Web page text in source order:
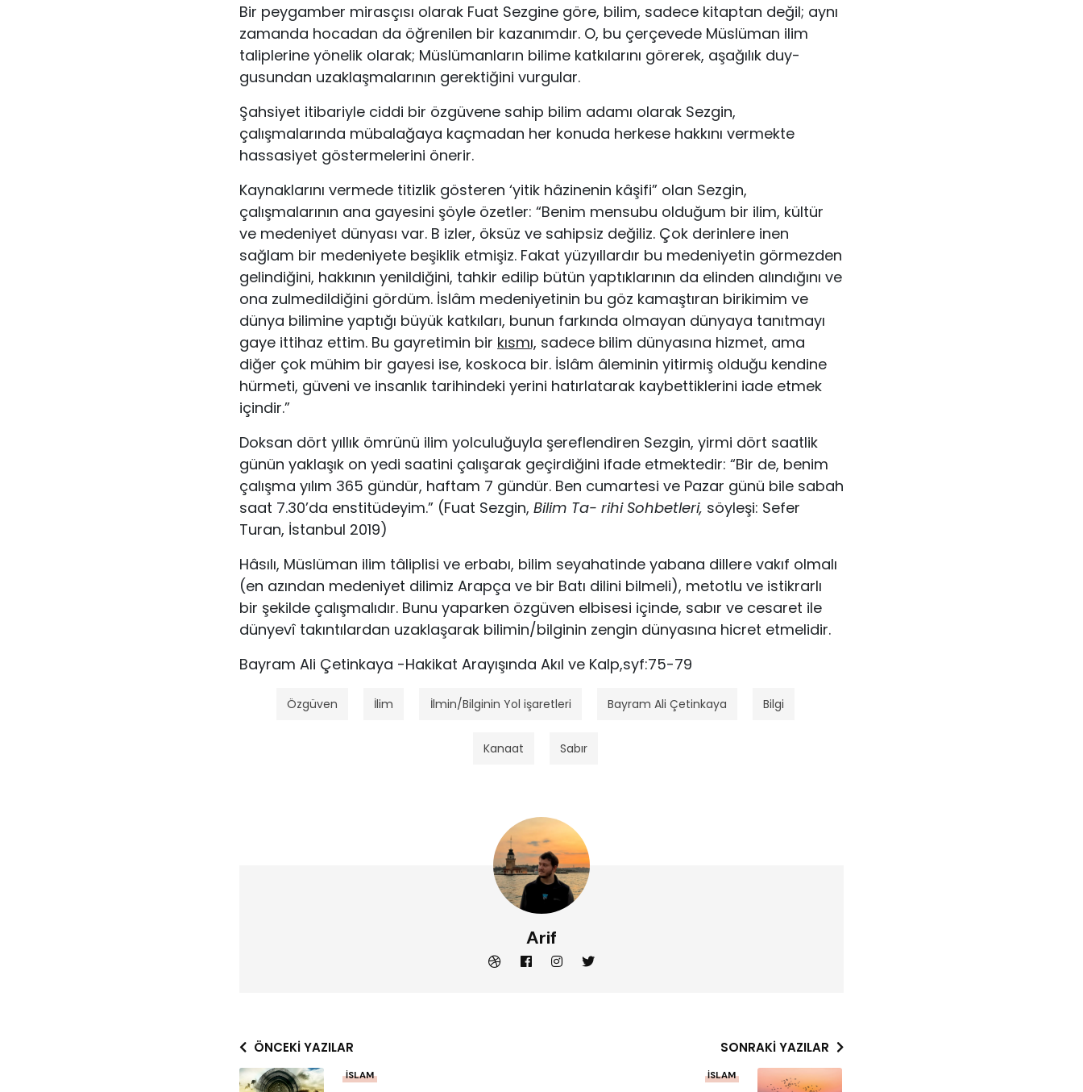
Bir peygamber mirasçısı olarak Fuat Sezgine göre, bilim, sadece kitaptan değil; aynı
zamanda hocadan da öğrenilen bir kazanımdır. O, bu çerçevede Müslüman ilim
taliplerine yönelik olarak; Müslümanların bilime katkılarını görerek, aşağılık duy­
gusundan uzaklaşmalarının gerektiğini vurgular.
Şahsiyet itibariyle ciddi bir özgüvene sahip bilim adamı ola­rak Sezgin,
çalışmalarında mübalağaya kaçmadan her konuda herkese hakkını vermekte
hassasiyet göstermelerini önerir.
Kaynaklarını vermede titizlik gösteren ‘yitik hâzinenin kâ­şifi” olan Sezgin,
çalışmalarının ana gayesini şöyle özetler: “Be­nim mensubu olduğum bir ilim, kültür
ve medeniyet dünyası var. B izler, öksüz ve sahipsiz değiliz. Çok derinlere inen
sağlam bir medeniyete beşiklik etmişiz. Fakat yüzyıllardır bu medeni­yetin görmezden
gelindiğini, hakkının yenildiğini, tahkir edi­lip bütün yaptıklarının da elinden alındığını ve
ona zulmedildiğini gördüm. İslâm medeniyetinin bu göz kamaştıran birikimim ve
dünya bilimine yaptığı büyük katkıları, bunun farkında ol­mayan dünyaya tanıtmayı
gaye ittihaz ettim. Bu gayretimin bir kısmı, sadece bilim dünyasına hizmet, ama
diğer çok mühim bir gayesi ise, koskoca bir. İslâm âleminin yitirmiş olduğu ken­dine
hürmeti, güveni ve insanlık tarihindeki yerini hatırlatarak kaybettiklerini iade etmek
içindir.”
Doksan dört yıllık ömrünü ilim yolculuğuyla şereflendiren Sezgin, yirmi dört saatlik
günün yaklaşık on yedi saatini çalı­şarak geçirdiğini ifade etmektedir: “Bir de, benim
çalışma yı­lım 365 gündür, haftam 7 gündür. Ben cumartesi ve Pazar günü bile sabah
saat 7.30’da enstitüdeyim.” (Fuat Sezgin, Bilim Ta- rihi Sohbetleri, söyleşi: Sefer
Turan, İstanbul 2019)
Hâsılı, Müslüman ilim tâliplisi ve erbabı, bilim seyaha­tinde yabana dillere vakıf olmalı
(en azından medeniyet dili­miz Arapça ve bir Batı dilini bilmeli), metotlu ve istikrarlı
bir şekilde çalışmalıdır. Bunu yaparken özgüven elbisesi içinde, sa­bır ve cesaret ile
dünyevî takıntılardan uzaklaşarak bilimin/bilginin zengin dünyasına hicret etmelidir.
Bayram Ali Çetinkaya -Hakikat Arayışında Akıl ve Kalp,syf:75-79
Özgüven İlim İlmin/Bilginin Yol işaretleri Bayram Ali Çetinkaya Bilgi
Kanaat Sabır
Arif
ÖNCEKI YAZILAR
İSLAM
SONRAKI YAZILAR
İSLAM